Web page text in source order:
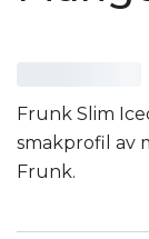
Frunk Slim
smakprofil av
Frunk.